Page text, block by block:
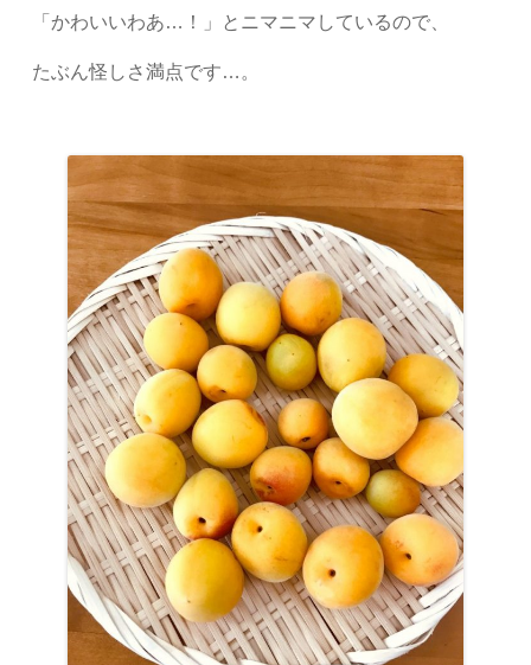
「かわいいわあ…！」とニマニマしているので、
たぶん怪しさ満点です…。